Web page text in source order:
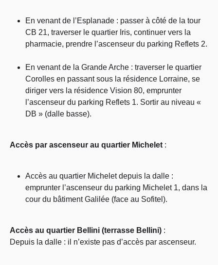
En venant de l’Esplanade : passer à côté de la tour
CB 21, traverser le quartier Iris, continuer vers la
pharmacie, prendre l’ascenseur du parking Reflets 2.
En venant de la Grande Arche : traverser le quartier
Corolles en passant sous la résidence Lorraine, se
diriger vers la résidence Vision 80, emprunter
l’ascenseur du parking Reflets 1. Sortir au niveau «
DB » (dalle basse).
Accès par ascenseur au quartier Michelet :
Accès au quartier Michelet depuis la dalle :
emprunter l’ascenseur du parking Michelet 1, dans la
cour du bâtiment Galilée (face au Sofitel).
Accès au quartier Bellini (terrasse Bellini) :
Depuis la dalle : il n’existe pas d’accès par ascenseur.